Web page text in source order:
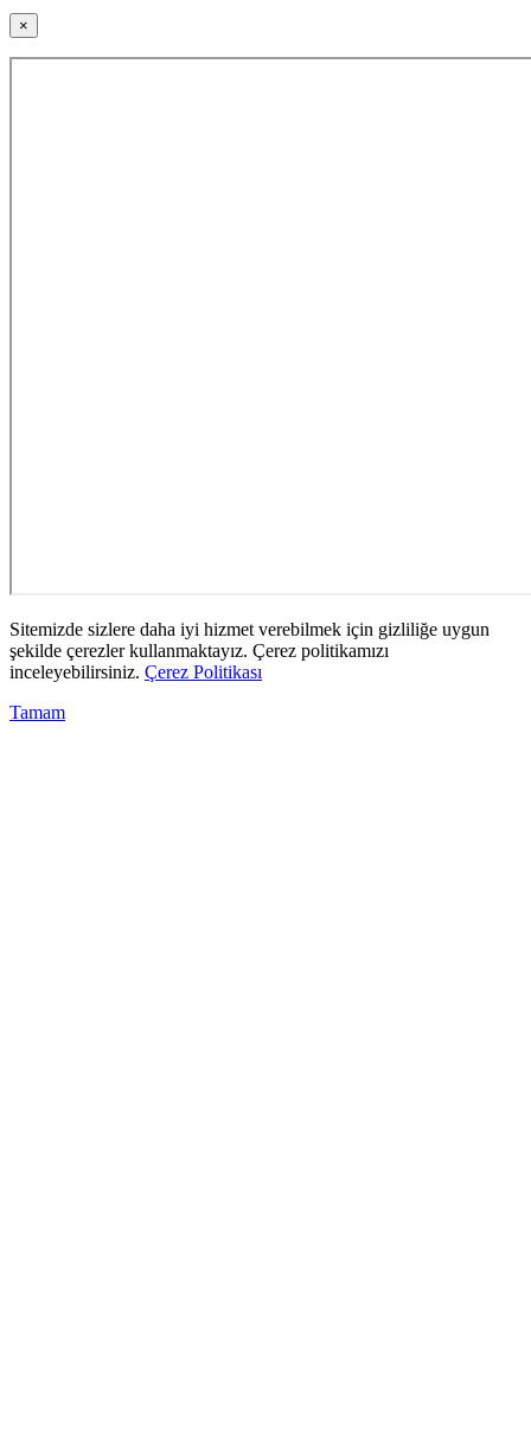
×
Sitemizde sizlere daha iyi hizmet verebilmek için gizliliğe uygun
şekilde çerezler kullanmaktayız. Çerez politikamızı
inceleyebilirsiniz. Çerez Politikası
Tamam